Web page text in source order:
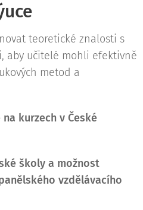
teoretické znalosti s
aby učitelé mohli efektivně
metod a
kurzech v České
školy a možnost
vzdělávacího